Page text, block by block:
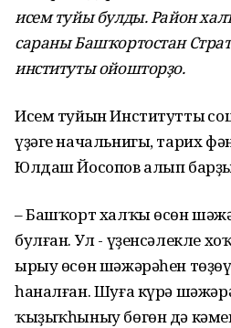
исем туйы булды. Район
сараны Башҡортостан
институты ойошторҙо.
Исем туйын Институттың
үҙәге начальнигы, тарих
Юлдаш Йосопов алып
– Башҡорт халҡы өсөн
булған. Ул - үҙенсәлекле
ырыу өсөн шәжәрәһен
һаналған. Шуға күрә
ҡыҙыҡһыныу бөгөн дә